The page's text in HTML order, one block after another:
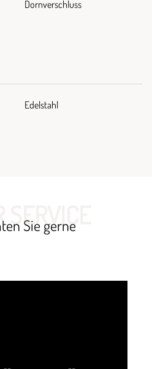
Dornverschluss
Edelstahl
SERVICE
Sie gerne